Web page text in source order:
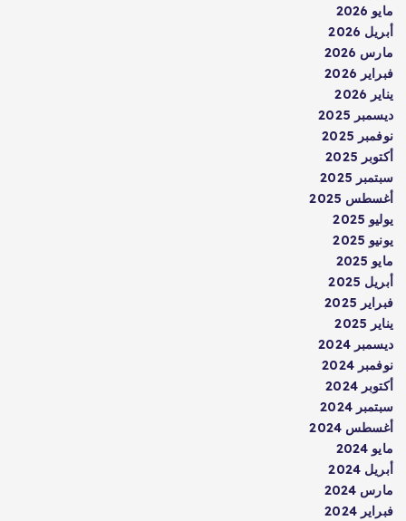
مايو 2026
أبريل 2026
مارس 2026
فبراير 2026
يناير 2026
ديسمبر 2025
نوفمبر 2025
أكتوبر 2025
سبتمبر 2025
أغسطس 2025
يوليو 2025
يونيو 2025
مايو 2025
أبريل 2025
فبراير 2025
يناير 2025
ديسمبر 2024
نوفمبر 2024
أكتوبر 2024
سبتمبر 2024
أغسطس 2024
مايو 2024
أبريل 2024
مارس 2024
فبراير 2024